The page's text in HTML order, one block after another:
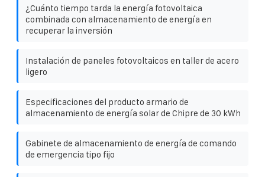
¿Cuánto tiempo tarda la energía fotovoltaica
combinada con almacenamiento de energía en
recuperar la inversión
Instalación de paneles fotovoltaicos en taller de acero
ligero
Especificaciones del producto armario de
almacenamiento de energía solar de Chipre de 30 kWh
Gabinete de almacenamiento de energía de comando
de emergencia tipo fijo